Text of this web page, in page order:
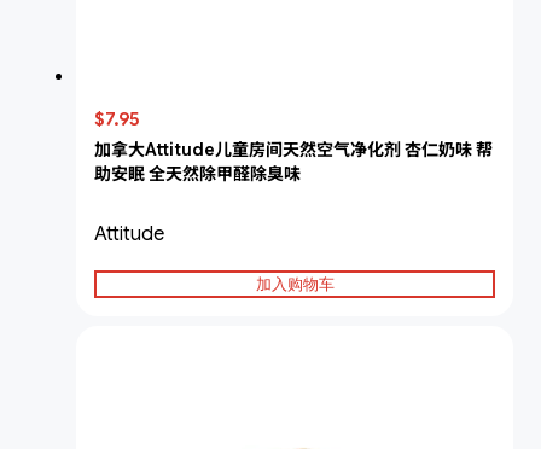
$7.95
加拿大Attitude儿童房间天然空气净化剂 杏仁奶味 帮
助安眠 全天然除甲醛除臭味
Attitude
加入购物车